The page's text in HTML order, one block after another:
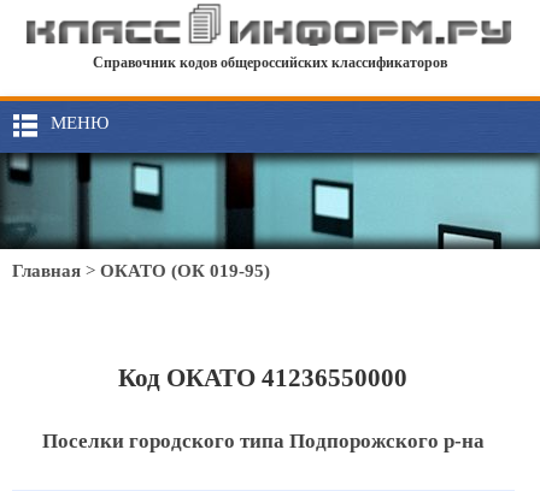
Справочник кодов общероссийских классификаторов
МЕНЮ
Главная > ОКАТО (ОК 019-95)
Код ОКАТО 41236550000
Поселки городского типа Подпорожского р-на